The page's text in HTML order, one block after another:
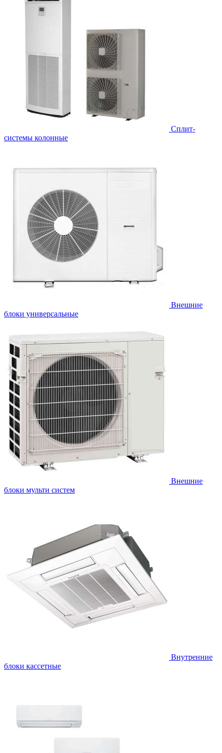
Cплит-
системы колонные
Внешние
блоки универсальные
Внешние
блоки мульти систем
Внутренние
блоки кассетные